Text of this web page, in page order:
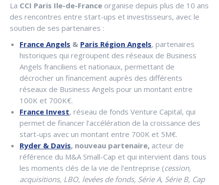
La CCI Paris Ile-de-France organise depuis plus de 10 ans
des rencontres entre start-ups et investisseurs, avec le
soutien de ses partenaires :
France Angels & Paris Région Angels, partenaires
historiques qui regroupent des réseaux de Business
Angels franciliens et nationaux, permettant de
décrocher un financement auprès des différents
réseaux de Business Angels pour un montant entre
100K et 700K€.
France Invest, réseau de fonds Venture Capital, qui
permet de financer l’accélération de la croissance des
start-ups avec un montant entre 700K et 5M€.
Ryder & Davis, nouveau partenaire, acteur de
référence du M&A Small-Cap et qui intervient dans tous
les moments clés de la vie de l’entreprise (cession,
acquisitions, LBO, levées de fonds, Série A, Série B, Cap